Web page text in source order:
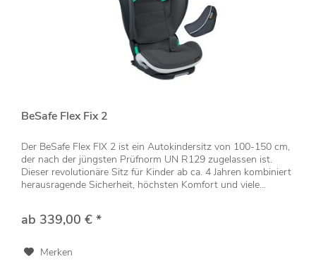
BeSafe Flex Fix 2
Der BeSafe Flex FIX 2 ist ein Autokindersitz von 100-150 cm,
der nach der jüngsten Prüfnorm UN R129 zugelassen ist.
Dieser revolutionäre Sitz für Kinder ab ca. 4 Jahren kombiniert
herausragende Sicherheit, höchsten Komfort und viele...
ab 339,00 € *
Merken